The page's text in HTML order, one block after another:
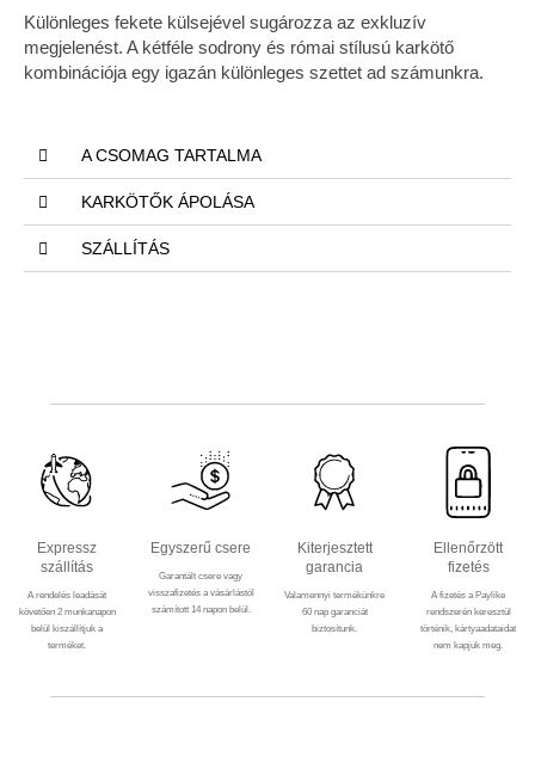
Különleges fekete külsejével sugározza az exkluzív
megjelenést. A kétféle sodrony és római stílusú karkötő
kombinációja egy igazán különleges szettet ad számunkra.
A CSOMAG TARTALMA
KARKÖTŐK ÁPOLÁSA
SZÁLLÍTÁS
Expressz
szállítás
A rendelés leadását
követően 2 munkanapon
belül kiszállítjuk a
terméket.
Egyszerű csere
Garantált csere vagy
visszafizetés a vásárlástól
számított 14 napon belül.
Kiterjesztett
garancia
Valamennyi termékünkre
60 nap garanciát
biztosítunk.
Ellenőrzött
fizetés
A fizetés a Paylike
rendszerén keresztül
történik, kártyaadataidat
nem kapjuk meg.